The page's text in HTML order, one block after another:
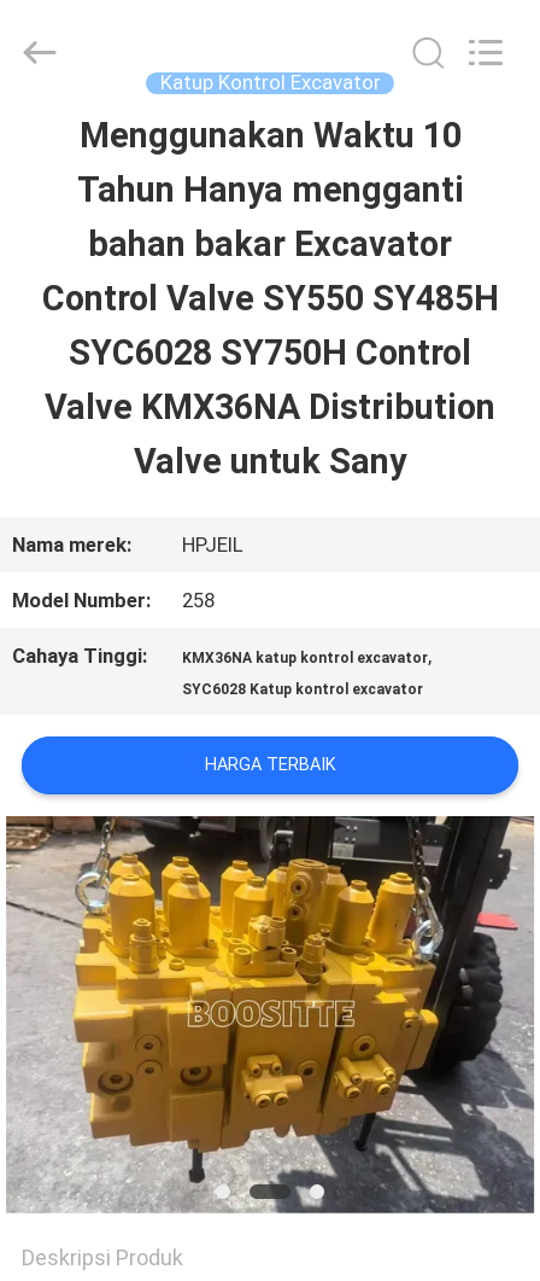
RUMAH
PRODUK
VIDEO
TENTANG
TUR
PABRIK
KUALITAS
HUBUNGI
KAMI
BERITA
KASUS
SITEMAP
PRIVACY
Machinery
Katup Kontrol Excavator
Menggunakan Waktu 10
Tahun Hanya mengganti
bahan bakar Excavator
Control Valve SY550 SY485H
SYC6028 SY750H Control
Valve KMX36NA Distribution
Valve untuk Sany
Nama merek: HPJEIL
Model Number: 258
Cahaya Tinggi: KMX36NA katup kontrol excavator,
SYC6028 Katup kontrol excavator
HARGA TERBAIK
Deskripsi Produk